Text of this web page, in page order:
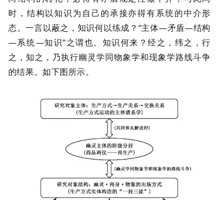
时，结构以知识为自己的承接亦得有系统的中介形
态。一言以蔽之，知识何以练成？“主体—矛盾—结构
—系统—知识”之谓也。知识何来？经之，纬之，行
之，知之，乃执行幽灵学同物象学和现象学路线斗争
的结果。如下图所示。